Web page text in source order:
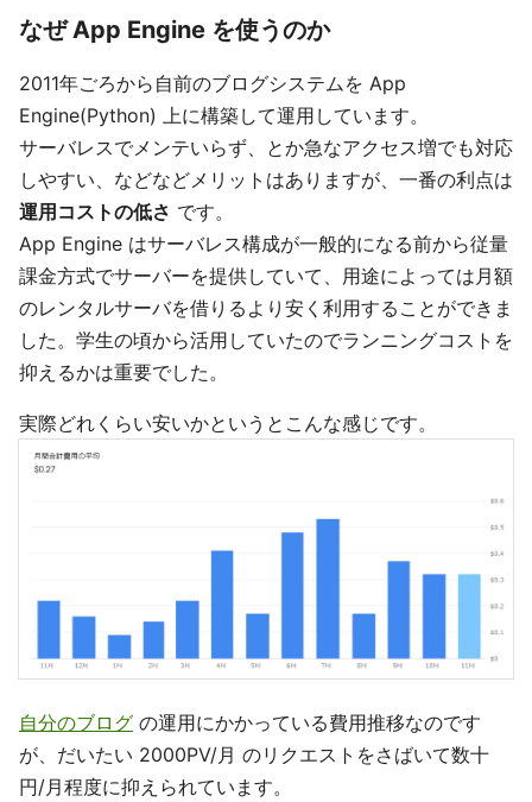
なぜ App Engine を使うのか
2011年ごろから自前のブログシステムを App
Engine(Python) 上に構築して運用しています。
サーバレスでメンテいらず、とか急なアクセス増でも対応
しやすい、などなどメリットはありますが、一番の利点は
運用コストの低さ です。
App Engine はサーバレス構成が一般的になる前から従量
課金方式でサーバーを提供していて、用途によっては月額
のレンタルサーバを借りるより安く利用することができま
した。学生の頃から活用していたのでランニングコストを
抑えるかは重要でした。
実際どれくらい安いかというとこんな感じです。
自分のブログ の運用にかかっている費用推移なのです
が、だいたい 2000PV/月 のリクエストをさばいて数十
円/月程度に抑えられています。